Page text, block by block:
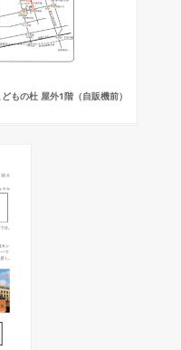
もの杜 屋外1階（自販機前）